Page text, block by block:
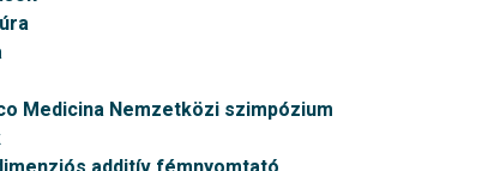
Medicina Nemzetközi szimpózium